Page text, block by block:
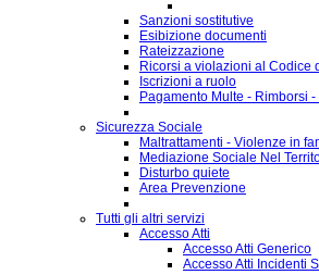
Sanzioni sostitutive
Esibizione documenti
Rateizzazione
Ricorsi a violazioni al Codice
Iscrizioni a ruolo
Pagamento Multe - Rimborsi
Sicurezza Sociale
Maltrattamenti - Violenze in
Mediazione Sociale Nel
Disturbo quiete
Area Prevenzione
Tutti gli altri servizi
Accesso Atti
Accesso Atti Generico
Accesso Atti Incidenti